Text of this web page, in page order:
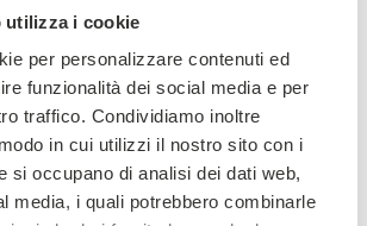
utilizza i cookie
per personalizzare contenuti ed
funzionalità dei social media e per
traffico. Condividiamo inoltre
in cui utilizzi il nostro sito con i
si occupano di analisi dei dati web,
media, i quali potrebbero combinarle